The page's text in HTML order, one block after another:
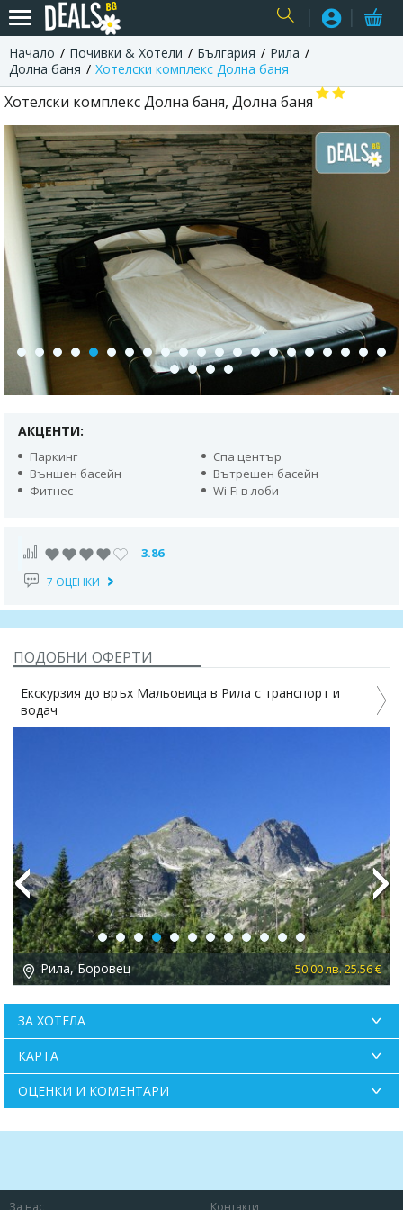
Начало Почивки & Хотели България
Рила
Долна баня
Хотелски комплекс Долна баня
Хотелски комплекс Долна баня, Долна баня
АКЦЕНТИ:
Паркинг
Спа център
Външен басейн
Вътрешен басейн
Фитнес
Wi-Fi в лоби
3.86
7 ОЦЕНКИ
ПОДОБНИ ОФЕРТИ
с транспорт и
50.00 лв. 25.56 €
Еднодневна екскурзия до Седемте
Рила, Сапарева Баня
Previous Next
ЗА ХОТЕЛА
КАРТА
ОЦЕНКИ И КОМЕНТАРИ